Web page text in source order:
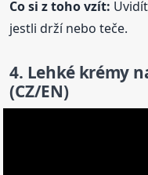
Co si z toho vzít:
jestli drží nebo teče.
4. Lehké krémy
(CZ/EN)